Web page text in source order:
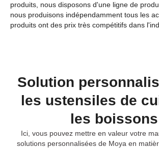
produits, nous disposons d'une ligne de
nous produisons indépendamment tous les
produits ont des prix très compétitifs dans
Solution
les ustensiles de
les boissons
Ici, vous pouvez mettre en valeur votre
solutions personnalisées de Moya en